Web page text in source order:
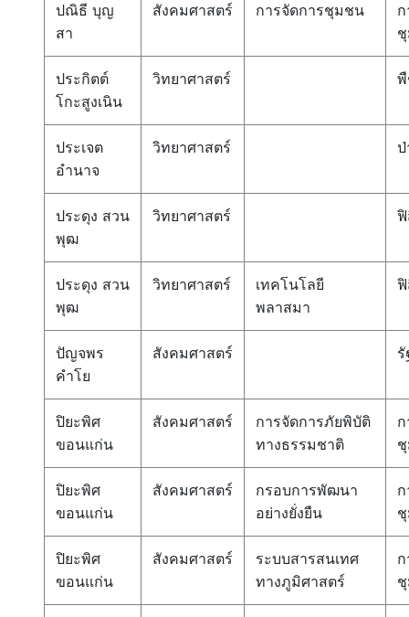
ปณิธี บุญ
สา
สังคมศาสตร์ การจัดการชุมชน
ประกิตต์
โกะสูงเนิน
วิทยาศาสตร์
ประเจต
อำนาจ
วิทยาศาสตร์ ป่
ประดุง สวน
พุฒ
วิทยาศาสตร์
ประดุง สวน
พุฒ
วิทยาศาสตร์
เทคโนโลยี
พลาสมา
ปัญจพร
คำโย
สังคมศาสตร์
ปิยะพิศ
ขอนแก่น
สังคมศาสตร์
การจัดการภัยพิบัติ
ทางธรรมชาติ
ปิยะพิศ
ขอนแก่น
สังคมศาสตร์
กรอบการพัฒนา
อย่างยั่งยืน
ปิยะพิศ
ขอนแก่น
สังคมศาสตร์
ระบบสารสนเทศ
ทางภูมิศาสตร์